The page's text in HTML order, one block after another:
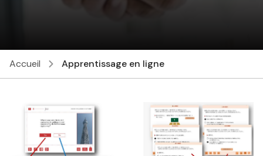
Accueil Apprentissage en ligne